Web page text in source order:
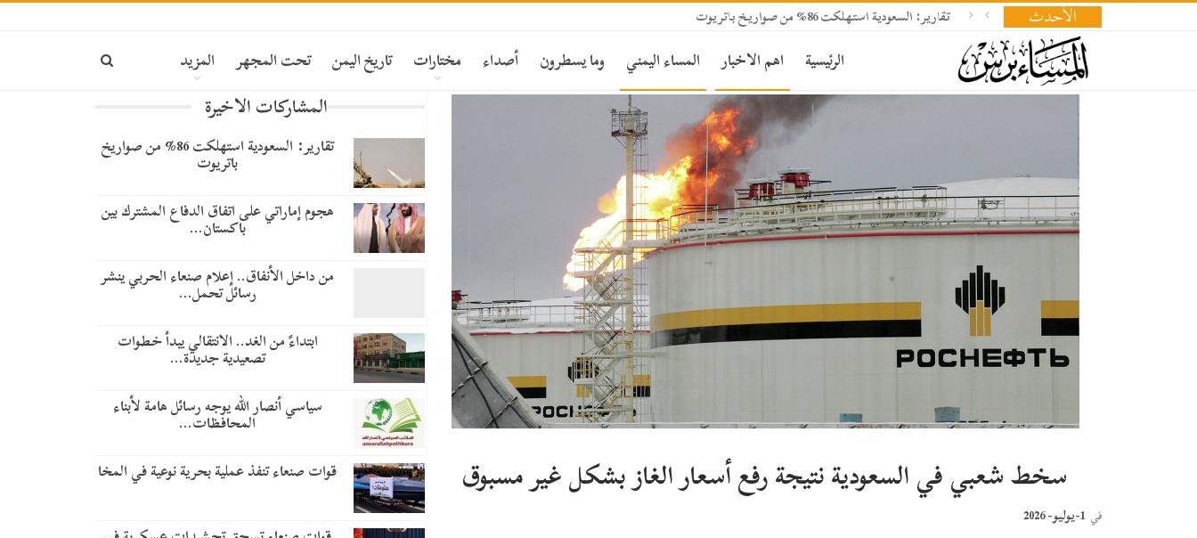
الأحدث تقارير: السعودية استهلكت 86% من صواريخ باتريوت
الرئيسية اهم الاخبار المساء اليمني وما يسطرون أصداء مختارات تاريخ اليمن تحت المجهر المزيد
سخط شعبي في السعودية نتيجة رفع أسعار الغاز بشكل غير مسبوق
في 1-يوليو- 2026
المشاركات الاخيرة
تقارير: السعودية استهلكت 86% من صواريخ
باتريوت
هجوم إماراتي على اتفاق الدفاع المشترك بين
باكستان…
من داخل الأنفاق.. إعلام صنعاء الحربي ينشر
رسائل تحمل…
​ابتداءً من الغد.. الانتقالي يبدأ خطوات
تصعيدية جديدة…
سياسي أنصار الله يوجه رسائل هامة لأبناء
المحافظات…
قوات صنعاء تنفذ عملية بحرية نوعية في المخا